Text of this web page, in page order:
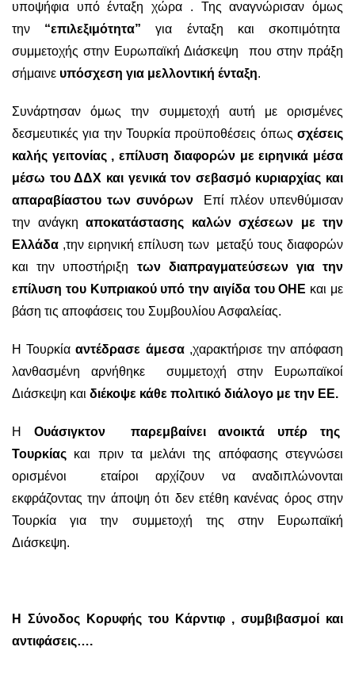
υποψήφια υπό ένταξη χώρα . Της αναγνώρισαν όμως
την “επιλεξιμότητα” για ένταξη και σκοπιμότητα
συμμετοχής στην Ευρωπαϊκή Διάσκεψη που στην πράξη
σήμαινε υπόσχεση για μελλοντική ένταξη.
Συνάρτησαν όμως την συμμετοχή αυτή με ορισμένες
δεσμευτικές για την Τουρκία προϋποθέσεις όπως σχέσεις
καλής γειτονίας , επίλυση διαφορών με ειρηνικά μέσα
μέσω του ΔΔΧ και γενικά τον σεβασμό κυριαρχίας και
απαραβίαστου των συνόρωνΕπί πλέον υπενθύμισαν
την ανάγκη αποκατάστασης καλών σχέσεων με την
Ελλάδα ,την ειρηνική επίλυση των μεταξύ τους διαφορών
και την υποστήριξη των διαπραγματεύσεων για την
επίλυση του Κυπριακού υπό την αιγίδα του ΟΗΕ και με
βάση τις αποφάσεις του Συμβουλίου Ασφαλείας.
Η Τουρκίααντέδρασε άμεσα,χαρακτήρισε την απόφαση
λανθασμένη αρνήθηκε συμμετοχή στην Ευρωπαϊκοί
Διάσκεψη και διέκοψε κάθε πολιτικό διάλογο με την ΕΕ.
Η Ουάσιγκτον παρεμβαίνει ανοικτά υπέρ της
Τουρκίας και πριν τα μελάνι της απόφασης στεγνώσει
ορισμένοι εταίροι αρχίζουν να αναδιπλώνονται
εκφράζοντας την άποψη ότι δεν ετέθη κανένας όρος στην
Τουρκία για την συμμετοχή της στην Ευρωπαϊκή
Διάσκεψη.
Η Σύνοδος Κορυφής του Κάρντιφ , συμβιβασμοί και
αντιφάσεις….